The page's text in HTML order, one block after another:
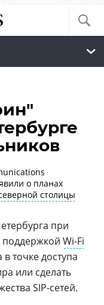
о планах
столицы
при
поддержкой Wi-Fi
точке доступа
или сделать
SIP-сетей.